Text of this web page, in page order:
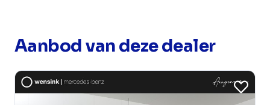
Aanbod van deze dealer